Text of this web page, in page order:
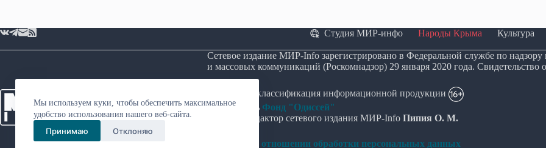
Мы используем куки, чтобы обеспечить максимальное
удобство использования нашего веб-сайта.
Принимаю Отклоняю
Студия МИР-инфо Народы Крыма Культура
Сетевое издание МИР-Info зарегистрировано в Федеральной службе по
и массовых коммуникаций (Роскомнадзор) 29 января 2020 года. Свидетельство
Возрастная классификация информационной продукции
Учредитель Фонд "Одиссей"
Главный редактор сетевого издания МИР-Info Пипия О. М.
Политика в отношении обработки персональных данных